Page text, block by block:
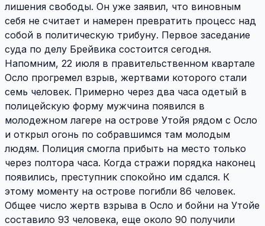
лишения свободы. Он уже заявил, что виновным
себя не считает и намерен превратить процесс над
собой в политическую трибуну. Первое заседание
суда по делу Брейвика состоится сегодня.
Напомним, 22 июля в правительственном квартале
Осло прогремел взрыв, жертвами которого стали
семь человек. Примерно через два часа одетый в
полицейскую форму мужчина появился в
молодежном лагере на острове Утойя рядом с Осло
и открыл огонь по собравшимся там молодым
людям. Полиция смогла прибыть на место только
через полтора часа. Когда стражи порядка наконец
появились, преступник спокойно им сдался. К
этому моменту на острове погибли 86 человек.
Общее число жертв взрыва в Осло и бойни на Утойе
составило 93 человека, еще около 90 получили